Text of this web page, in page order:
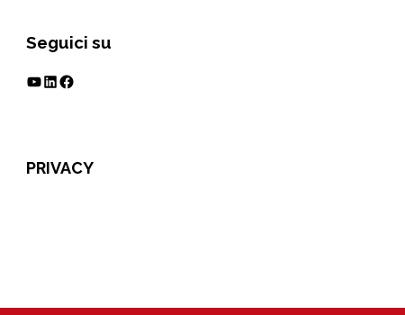
Seguici su
YouTube
LinkedIn
Facebook
PRIVACY